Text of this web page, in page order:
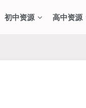
初中资源 高中资源